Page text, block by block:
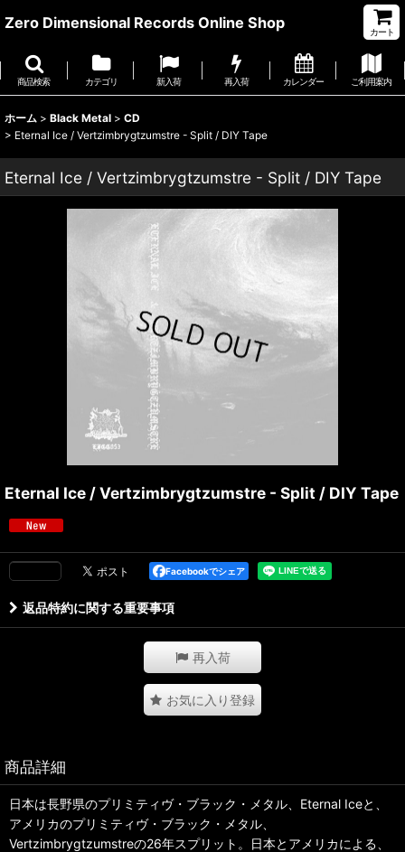
Zero Dimensional Records Online Shop
カート
商品検索 カテゴリ 新入荷 再入荷 カレンダー ご利用案内
ホーム > Black Metal > CD
> Eternal Ice / Vertzimbrygtzumstre - Split / DIY Tape
Eternal Ice / Vertzimbrygtzumstre - Split / DIY Tape
Eternal Ice / Vertzimbrygtzumstre - Split / DIY Tape
Facebookでシェア
返品特約に関する重要事項
再入荷
お気に入り登録
商品詳細
日本は長野県のプリミティヴ・ブラック・メタル、Eternal Iceと、
アメリカのプリミティヴ・ブラック・メタル、
Vertzimbrygtzumstreの26年スプリット。日本とアメリカによる、